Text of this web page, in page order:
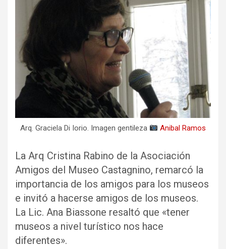
Arq. Graciela Di Iorio. Imagen gentileza Anibal Ramos
La Arq Cristina Rabino de la Asociación
Amigos del Museo Castagnino, remarcó la
importancia de los amigos para los museos
e invitó a hacerse amigos de los museos.
La Lic. Ana Biassone resaltó que «tener
museos a nivel turístico nos hace
diferentes».